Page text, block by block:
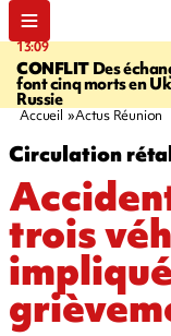
13:09
CONFLIT Des
font cinq morts en
Russie
Accueil Actus Réunion
Circulation
trois